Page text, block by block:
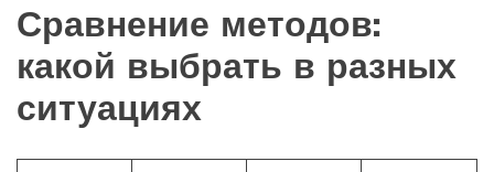
Сравнение методов:
какой выбрать в разных
ситуациях